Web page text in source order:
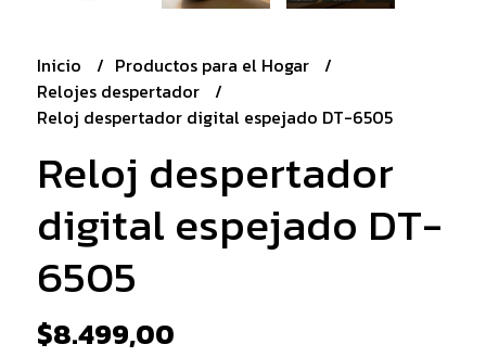
Inicio
Productos para el Hogar
Relojes despertador
Reloj despertador digital espejado DT-6505
Reloj despertador
digital espejado DT-
6505
$8.499,00